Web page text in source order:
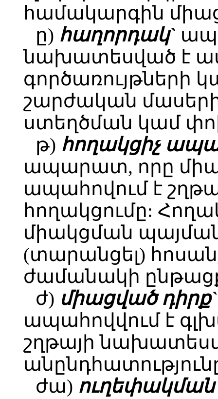
համակարգին
ը) հաղորդակ`
նախատեսված է
գործառույթների
շարժական մասերի
ստեղծման կամ
թ) հողակցիչ
ապարատ, որը
ապահովում է
հողակցումը:
միակցման
(տարանցել)
ժամանակի
ժ) միացված դիրք`
ապահովվում է
շղթայի
ժա)